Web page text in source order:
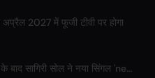
अप्रैल 2027 में फूजी टीवी पर होगा
वॉकल कॉर्ड नॉड्यूल्स से विराम के बाद सागिरी सोल ने नया सिंगल 'next to your love' जारी किया